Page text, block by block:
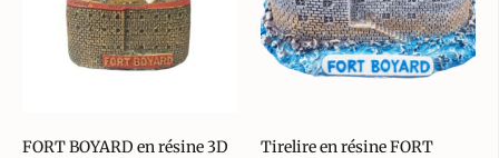
FORT BOYARD en résine 3D
Tirelire en résine FORT